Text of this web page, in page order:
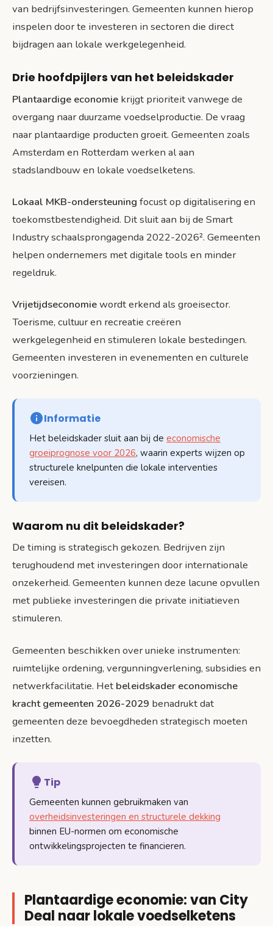
van bedrijfsinvesteringen. Gemeenten kunnen hierop
inspelen door te investeren in sectoren die direct
bijdragen aan lokale werkgelegenheid.
Drie hoofdpijlers van het beleidskader
Plantaardige economie krijgt prioriteit vanwege de
overgang naar duurzame voedselproductie. De vraag
naar plantaardige producten groeit. Gemeenten zoals
Amsterdam en Rotterdam werken al aan
stadslandbouw en lokale voedselketens.
Lokaal MKB-ondersteuning focust op digitalisering en
toekomstbestendigheid. Dit sluit aan bij de Smart
Industry schaalsprongagenda 2022-2026². Gemeenten
helpen ondernemers met digitale tools en minder
regeldruk.
Vrijetijdseconomiewordt erkend als groeisector.
Toerisme, cultuur en recreatie creëren
werkgelegenheid en stimuleren lokale bestedingen.
Gemeenten investeren in evenementen en culturele
voorzieningen.
Informatie
Het beleidskader sluit aan bij de economische
groeiprognose voor 2026, waarin experts wijzen op
structurele knelpunten die lokale interventies
vereisen.
Waarom nu dit beleidskader?
De timing is strategisch gekozen. Bedrijven zijn
terughoudend met investeringen door internationale
onzekerheid. Gemeenten kunnen deze lacune opvullen
met publieke investeringen die private initiatieven
stimuleren.
Gemeenten beschikken over unieke instrumenten:
ruimtelijke ordening, vergunningverlening, subsidies en
netwerkfacilitatie. Het beleidskader economische
kracht gemeenten 2026-2029 benadrukt dat
gemeenten deze bevoegdheden strategisch moeten
inzetten.
Tip
Gemeenten kunnen gebruikmaken van
overheidsinvesteringen en structurele dekking
binnen EU-normen om economische
ontwikkelingsprojecten te financieren.
Plantaardige economie: van City
Deal naar lokale voedselketens